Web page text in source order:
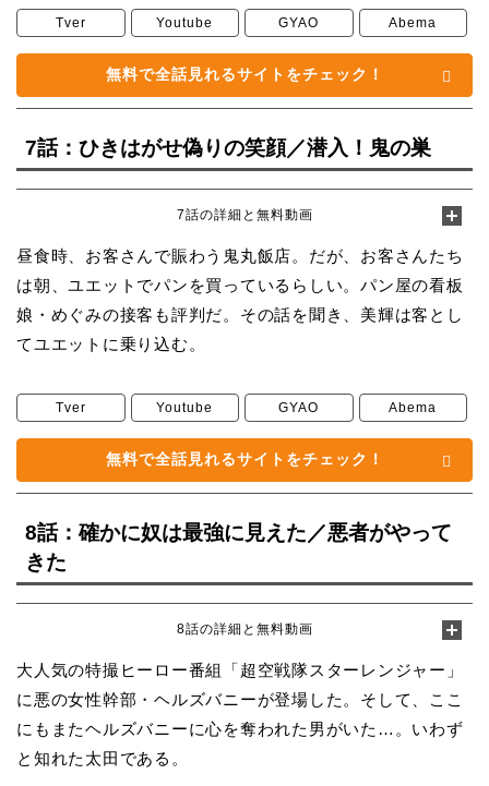
Tver Youtube GYAO Abema
無料で全話見れるサイトをチェック！
7話：ひきはがせ偽りの笑顔／潜入！鬼の巣
7話の詳細と無料動画
昼食時、お客さんで賑わう鬼丸飯店。だが、お客さんたち
は朝、ユエットでパンを買っているらしい。パン屋の看板
娘・めぐみの接客も評判だ。その話を聞き、美輝は客とし
てユエットに乗り込む。
Tver Youtube GYAO Abema
無料で全話見れるサイトをチェック！
8話：確かに奴は最強に見えた／悪者がやって
きた
8話の詳細と無料動画
大人気の特撮ヒーロー番組「超空戦隊スターレンジャー」
に悪の女性幹部・ヘルズバニーが登場した。そして、ここ
にもまたヘルズバニーに心を奪われた男がいた…。いわず
と知れた太田である。